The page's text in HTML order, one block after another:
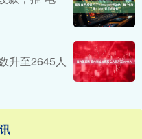
升至2645人